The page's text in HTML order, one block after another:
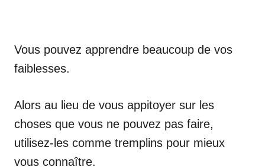
Vous pouvez apprendre beaucoup de vos
faiblesses.
Alors au lieu de vous appitoyer sur les
choses que vous ne pouvez pas faire,
utilisez-les comme tremplins pour mieux
vous connaître.